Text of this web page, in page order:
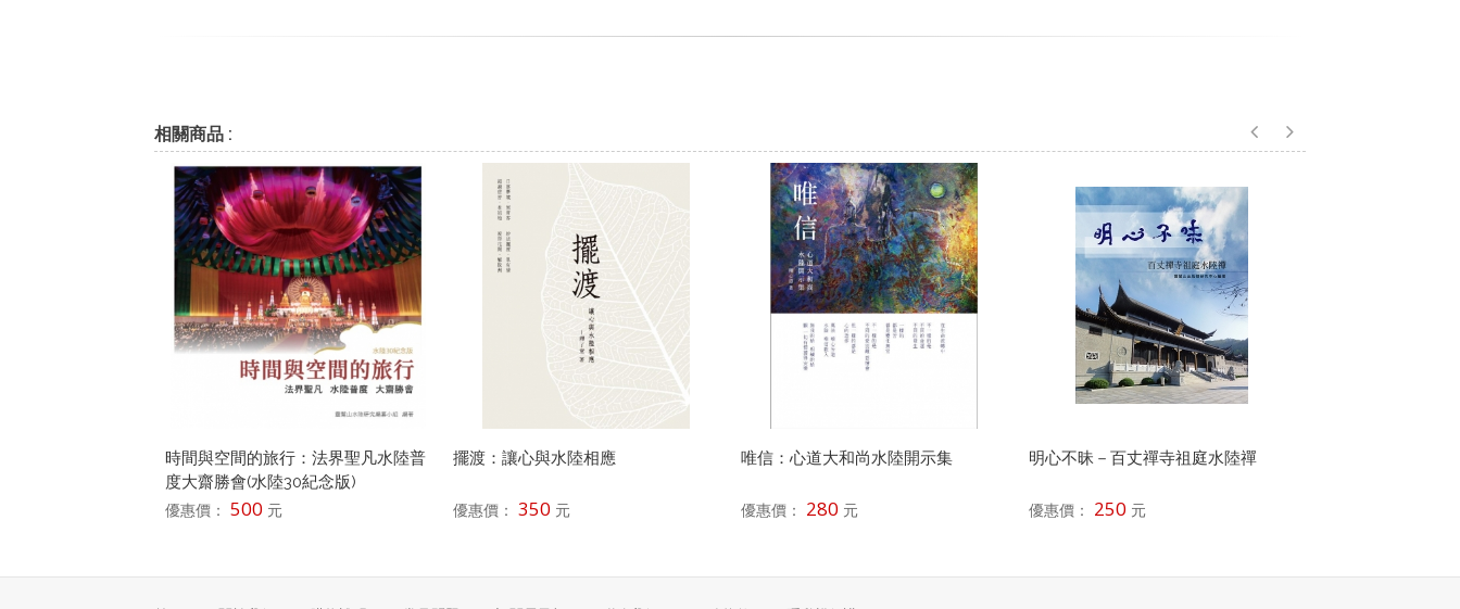
相關商品 :
時間與空間的旅行：法界聖凡水陸普
度大齋勝會(水陸30紀念版)
優惠價： 500 元
擺渡：讓心與水陸相應
優惠價： 350 元
唯信：心道大和尚水陸開示集
優惠價： 280 元
明心不昧－百丈禪寺祖庭水陸禪
優惠價： 250 元